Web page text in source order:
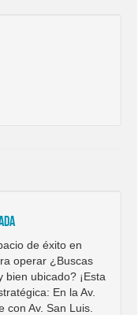
de éxito en
operar ¿Buscas
bien ubicado? ¡Esta
En la Av.
Av. San Luis.